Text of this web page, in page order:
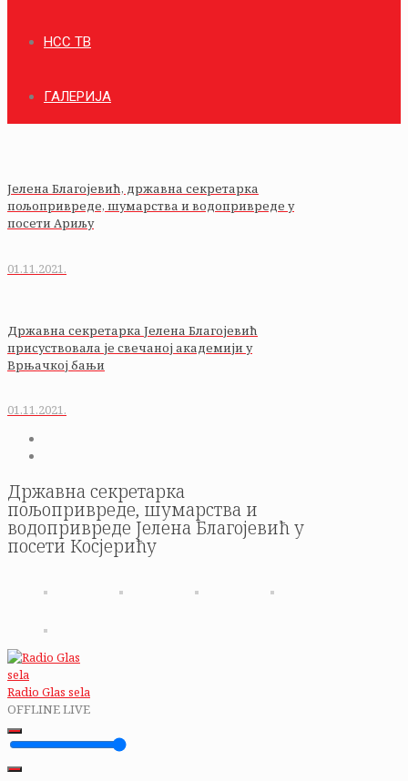
НСС ТВ
ГАЛЕРИЈА
Јелена Благојевић, државна секретарка
пољопривреде, шумарства и водопривреде у
посети Ариљу
01.11.2021.
Државна секретарка Јелена Благојевић
присуствовала је свечаној академији у
Врњачкој бањи
01.11.2021.
Државна секретарка
пољопривреде, шумарства и
водопривреде Јелена Благојевић у
посети Косјерићу
Radio Glas sela
OFFLINELIVE